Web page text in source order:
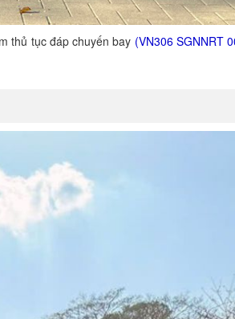
thủ tục đáp chuyến bay (VN306 SGNNRT